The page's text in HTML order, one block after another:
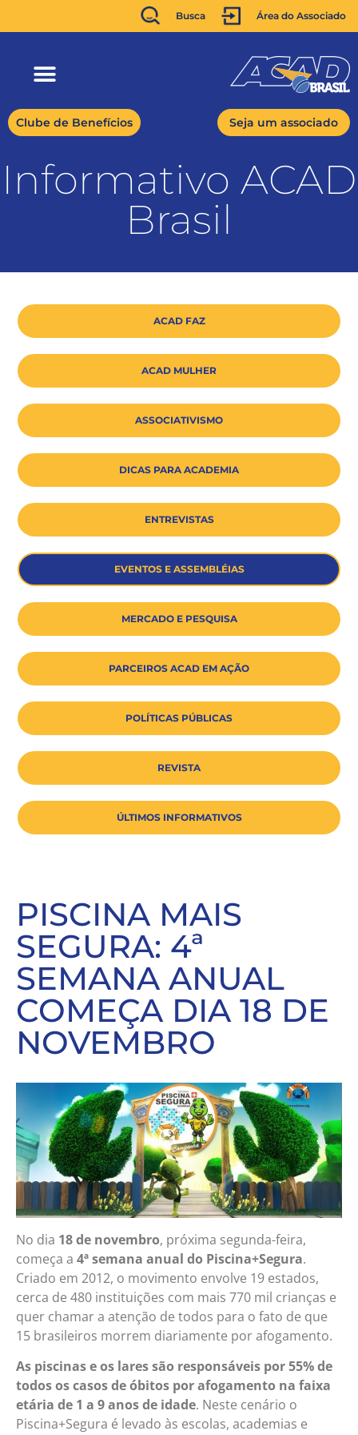
Busca Área do Associado
Clube de Benefícios Seja um associado
Informativo ACAD
Brasil
ACAD FAZ
ACAD MULHER
ASSOCIATIVISMO
DICAS PARA ACADEMIA
ENTREVISTAS
EVENTOS E ASSEMBLÉIAS
MERCADO E PESQUISA
PARCEIROS ACAD EM AÇÃO
POLÍTICAS PÚBLICAS
REVISTA
ÚLTIMOS INFORMATIVOS
PISCINA MAIS
SEGURA: 4ª
SEMANA ANUAL
COMEÇA DIA 18 DE
NOVEMBRO
No dia 18 de novembro, próxima segunda-feira,
começa a 4ª semana anual do Piscina+Segura.
Criado em 2012, o movimento envolve 19 estados,
cerca de 480 instituições com mais 770 mil crianças e
quer chamar a atenção de todos para o fato de que
15 brasileiros morrem diariamente por afogamento.
As piscinas e os lares são responsáveis por 55% de
todos os casos de óbitos por afogamento na faixa
etária de 1 a 9 anos de idade. Neste cenário o
Piscina+Segura é levado às escolas, academias e